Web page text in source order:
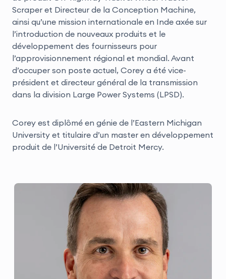
Scraper et Directeur de la Conception Machine,
ainsi qu’une mission internationale en Inde axée sur
l’introduction de nouveaux produits et le
développement des fournisseurs pour
l’approvisionnement régional et mondial. Avant
d’occuper son poste actuel, Corey a été vice-
président et directeur général de la transmission
dans la division Large Power Systems (LPSD).
Corey est diplômé en génie de l’Eastern Michigan
University et titulaire d’un master en développement
produit de l’Université de Detroit Mercy.